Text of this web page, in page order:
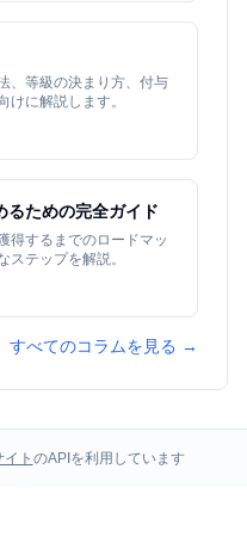
、等級の決まり方、付与
けに解説します。
ための完全ガイド
得するまでのロードマッ
ステップを解説。
すべてのコラムを見る →
ト のAPIを利用しています